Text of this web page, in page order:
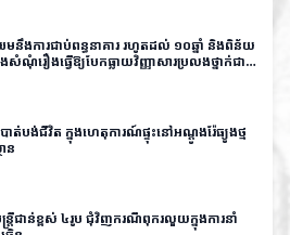
ងការជាប់ពន្ធនាគារ រហូតដល់ ១០ឆ្នាំ និងពិន័យ
សំណុំរឿងធ្វើឱ្យបែកធ្លាយវិញ្ញាសារប្រលងថ្នាក់ជាតិ
ត់បង់ជីវិត ក្នុងហេតុការណ៍ផ្ទុះនៅអណ្តូងរ៉ែធ្យូងថ្ម
ន
រីជាន់ខ្ពស់ ៤រូប ជុំវិញករណីពុករលួយក្នុងការនាំ